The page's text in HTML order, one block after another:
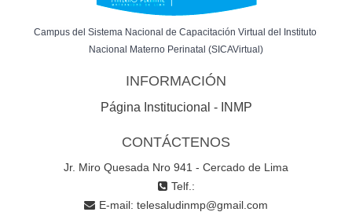
Campus del Sistema Nacional de Capacitación Virtual del Instituto
Nacional Materno Perinatal (SICAVirtual)
INFORMACIÓN
Página Institucional - INMP
CONTÁCTENOS
Jr. Miro Quesada Nro 941 - Cercado de Lima
Telf.:
E-mail: telesaludinmp@gmail.com